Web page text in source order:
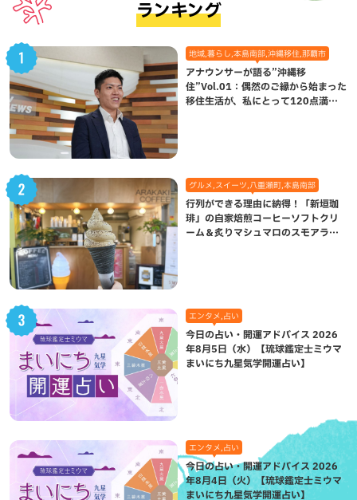
ランキング
地域,暮らし,本島南部,沖縄移住,那覇市
アナウンサーが語る”沖縄移
住”Vol.01：偶然のご縁から始まった
移住生活が、私にとって120点満点
グルメ,スイーツ,八重瀬町,本島南部
行列ができる理由に納得！「新垣珈
琲」の自家焙煎コーヒーソフトクリ
ーム＆炙りマシュマロのスモアラテ
エンタメ,占い
今日の占い・開運アドバイス 2026
年8月5日（水）【琉球鑑定士ミウマ
まいにち九星気学開運占い】
エンタメ,占い
今日の占い・開運アドバイス 2026
年8月4日（火）【琉球鑑定士ミウマ
まいにち九星気学開運占い】